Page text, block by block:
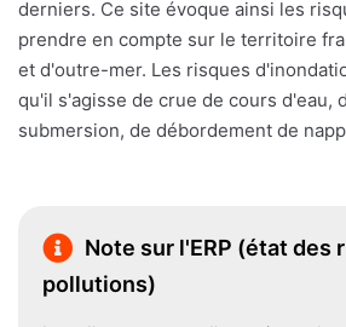
derniers. Ce site évoque ainsi les
prendre en compte sur le territoire
et d'outre-mer. Les risques
qu'il s'agisse de crue de cours d'eau,
submersion, de débordement de
Note sur l'ERP (état des
pollutions)